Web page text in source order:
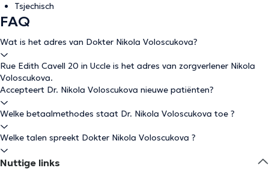
Tsjechisch
FAQ
Wat is het adres van Dokter Nikola Voloscukova?
Rue Edith Cavell 20 in Uccle is het adres van zorgverlener Nikola
Voloscukova.
Accepteert Dr. Nikola Voloscukova nieuwe patiënten?
Welke betaalmethodes staat Dr. Nikola Voloscukova toe ?
Welke talen spreekt Dokter Nikola Voloscukova ?
Nuttige links